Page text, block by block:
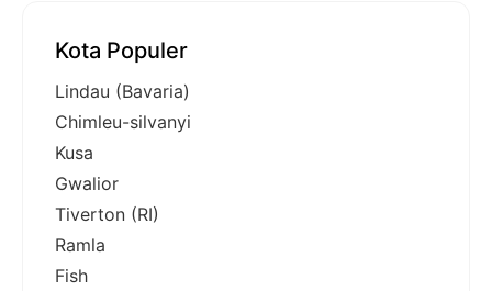
Kota Populer
Lindau (Bavaria)
Chimleu-silvanyi
Kusa
Gwalior
Tiverton (RI)
Ramla
Fish